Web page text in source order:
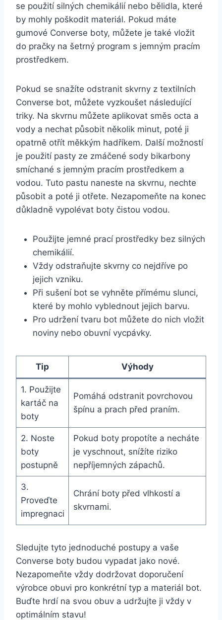
se použití ‍silných chemikálií ⁣nebo bělidla, které
by⁤ mohly poškodit ⁢materiál.‍ Pokud máte
gumové ⁢Converse boty, můžete je také ‍vložit
do pračky na ⁢šetrný program s⁤ jemným pracím
prostředkem.
Pokud se snažíte odstranit​ skvrny z⁢ textilních
Converse ‍bot, můžete vyzkoušet následující
triky. Na skvrnu můžete ‌aplikovat směs⁣ octa a
vody‍ a ‌nechat ‌působit několik minut, poté ​ji
⁢opatrně otřít měkkým hadříkem.⁣ Další možností⁤
je použití‍ pasty ze ⁤zmáčené sody bikarbony
‍smíchané s jemným pracím prostředkem a
vodou. Tuto⁢ pastu naneste na skvrnu,⁣ nechte
působit a poté⁢ ji otřete. Nezapomeňte na konec
důkladně vypolévat ⁣boty čistou ​vodou.
Použijte jemné​ prací ⁣prostředky bez silných
chemikálií.
Vždy odstraňujte ⁣skvrny co nejdříve po⁣
jejich ‍vzniku.
Při sušení bot se ‍vyhněte přímému slunci, ​
které⁤ by mohlo‍ vyblednout ‍jejich‍ barvu.
Pro udržení tvaru bot můžete‌ do ⁣nich vložit‍
noviny⁤ nebo obuvní vycpávky.
Tip Výhody
1. Použijte
kartáč‍ na
‍boty
Pomáhá odstranit povrchovou ​
špínu a ⁤prach před praním.
2. Noste
boty
postupně
Pokud boty propotíte a necháte
je vyschnout, snížíte riziko‌
nepříjemných zápachů.
3.
Proveďte
impregnaci
Chrání boty před vlhkostí a‍
skvrnami.
Sledujte tyto jednoduché postupy a vaše
Converse boty budou‍ vypadat jako nové.
Nezapomeňte vždy‍ dodržovat ⁣doporučení ​
výrobce obuvi pro‌ konkrétní typ a ‌materiál ‍bot.
Buďte hrdí na svou obuv a ⁣udržujte ji ‌vždy v​
optimálním stavu!